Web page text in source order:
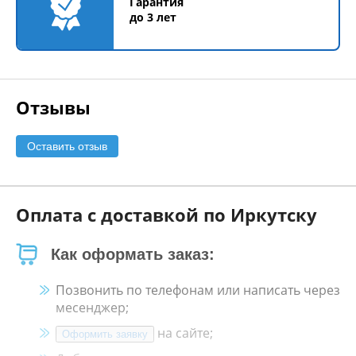
до 3 лет
Отзывы
Оставить отзыв
Оплата с доставкой по Иркутску
Как оформать заказ:
Позвонить по телефонам или написать через
месенджер;
Оформить заявку
на сайте;